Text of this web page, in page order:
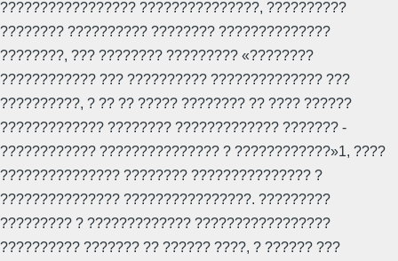
????????????????? ???????????????, ??????????
???????? ?????????? ???????? ??????????????
????????, ??? ???????? ????????? «????????
???????????? ??? ?????????? ?????????????? ???
??????????, ? ?? ?? ????? ???????? ?? ???? ??????
????????????? ???????? ????????????? ??????? -
???????????? ??????????????? ? ????????????»1, ????
??????????????? ???????? ??????????????? ?
??????????????? ????????????????. ?????????
????????? ? ????????????? ?????????????????
?????????? ??????? ?? ?????? ????, ? ?????? ???